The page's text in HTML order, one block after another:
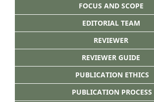
FOCUS AND SCOPE
EDITORIAL TEAM
REVIEWER
REVIEWER GUIDE
PUBLICATION ETHICS
PUBLICATION PROCESS